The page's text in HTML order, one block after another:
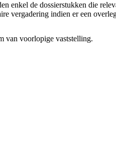
enkel de dossierstukken die
vergadering indien er een
van voorlopige vaststelling.